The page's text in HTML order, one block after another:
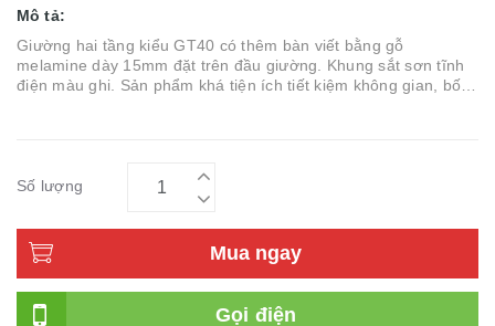
Mô tả:
Giường hai tầng kiểu GT40 có thêm bàn viết bằng gỗ
melamine dày 15mm đặt trên đầu giường. Khung sắt sơn tĩnh
điện màu ghi. Sản phẩm khá tiện ích tiết kiệm không gian, bố
Số lượng
Mua ngay
Gọi điện